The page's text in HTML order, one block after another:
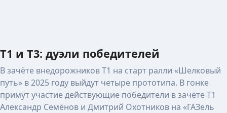
T1 и T3: дуэли победителей
В зачёте внедорожников Т1 на старт ралли «Шелковый
путь» в 2025 году выйдут четыре прототипа. В гонке
примут участие действующие победители в зачёте Т1
Александр Семёнов и Дмитрий Охотников на «ГАЗель